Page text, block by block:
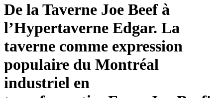
De la Taverne Joe Beef à
l’Hypertaverne Edgar. La
taverne comme expression
populaire du Montréal
industriel en